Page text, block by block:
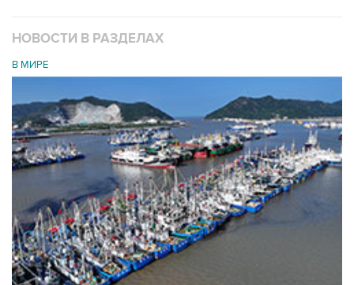
НОВОСТИ В РАЗДЕЛАХ
В МИРЕ